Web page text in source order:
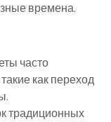
времена.
часто
как переход
традиционных